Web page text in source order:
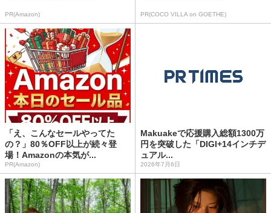
PR(Amazon) PR(COCO VILLA on GOETHE)
「え、こんなセールやってた
の？」80％OFF以上が続々登
場！Amazonの本気が...
PR(Amazon)
Makuakeで応援購入総額1300万
円を突破した「DIGI+14インチデ
ュアル...
2026年7月6日